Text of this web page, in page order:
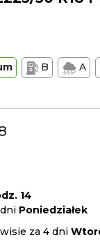
B A
14
Poniedziałek
za 4 dni